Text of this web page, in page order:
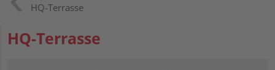
HQ-Terrasse
HQ-Terrasse